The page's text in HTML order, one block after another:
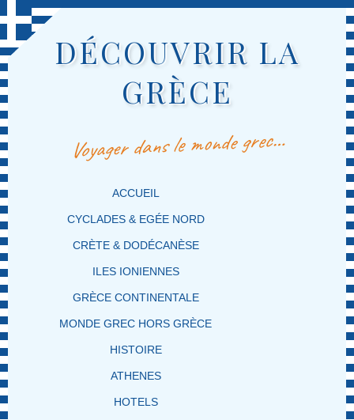
DÉCOUVRIR LA
GRÈCE
Voyager dans le monde grec…
MENU PRINCIPAL
MASQUER LA NAVIGATION PRINCIPALE
MASQUER LA NAVIGATION SECONDAIRE
ACCUEIL
CYCLADES & EGÉE NORD
CRÈTE & DODÉCANÈSE
ILES IONIENNES
GRÈCE CONTINENTALE
MONDE GREC HORS GRÈCE
HISTOIRE
ATHENES
HOTELS